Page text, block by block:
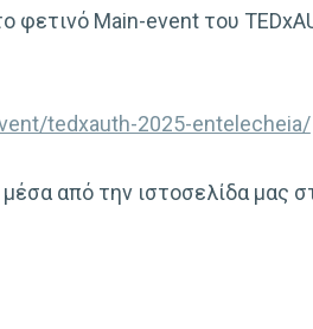
φετινό Main-event του
tedxauth-2025-entelecheia/
από την ιστοσελίδα μας